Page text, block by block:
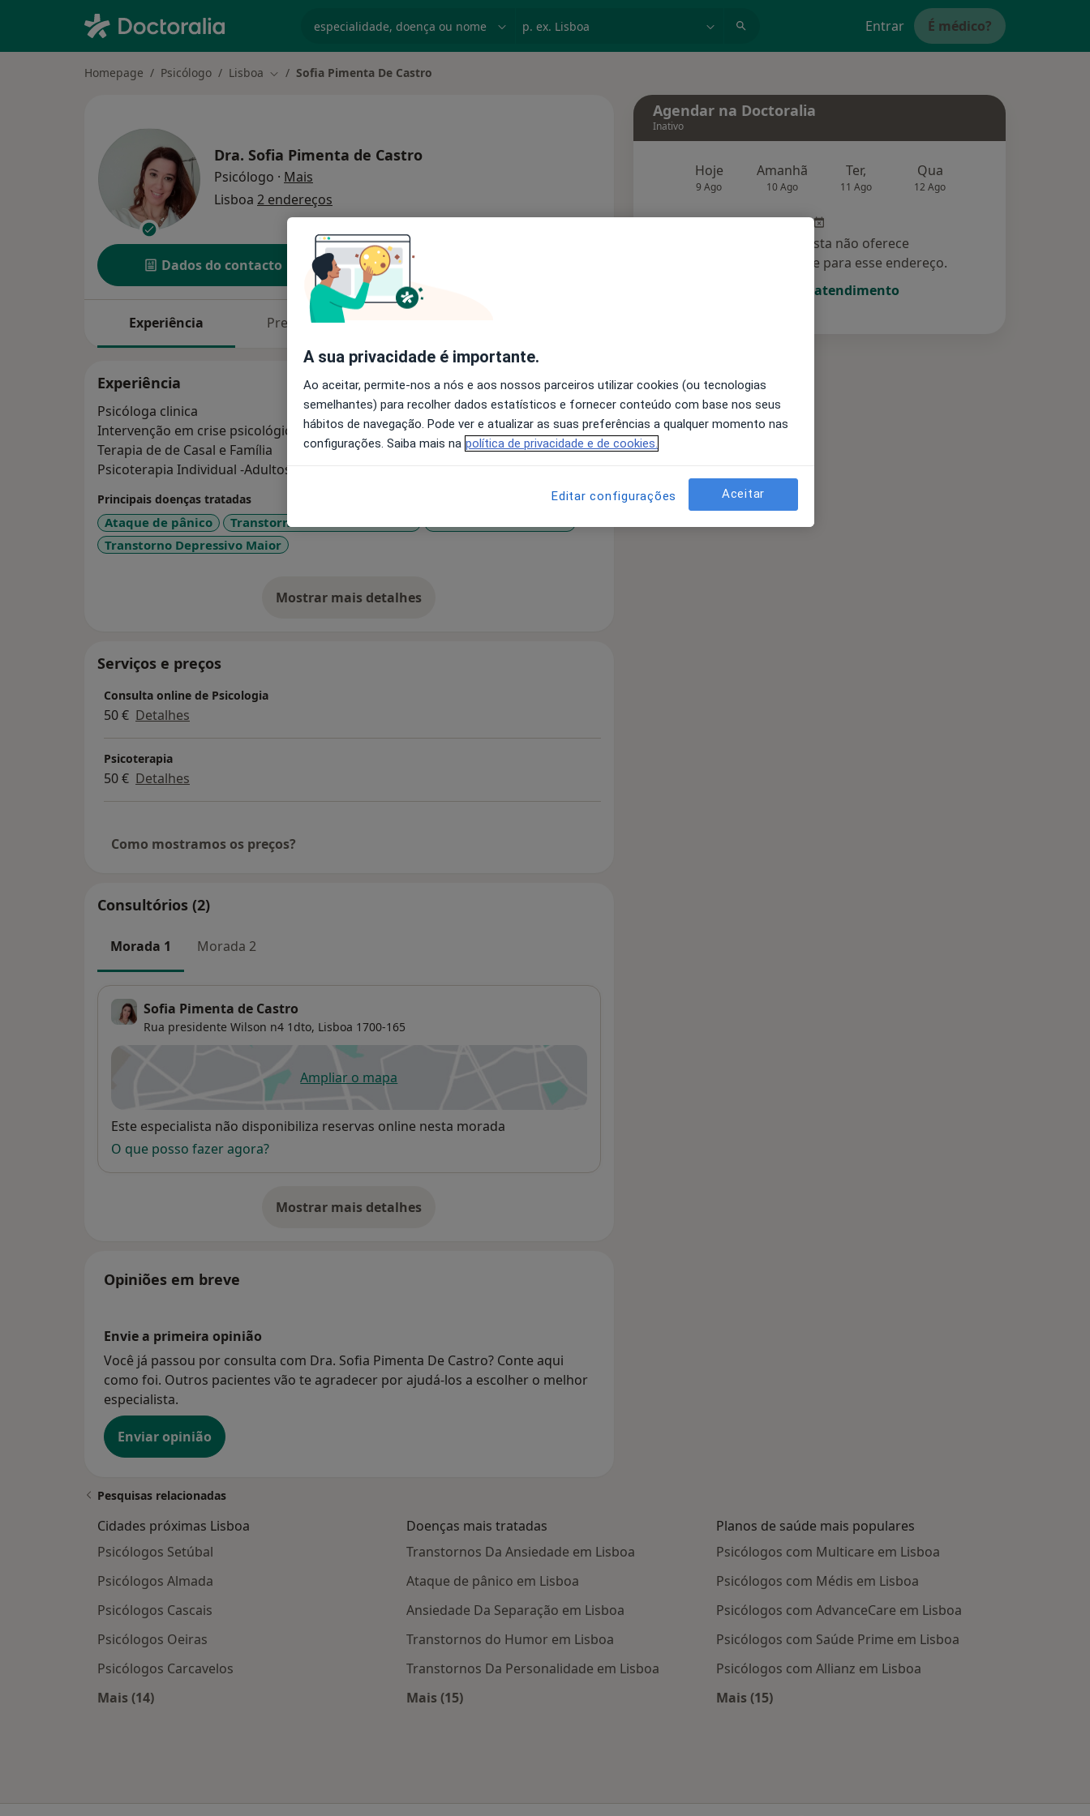
Entrar É médico?
Homepage Psicólogo Lisboa Mudar de cidade
Sofia Pimenta De Castro
Dra. Sofia Pimenta de Castro
Psicólogo · Mais
Lisboa 2 endereços
Dados do contacto Solicite um atendimento
Experiência Preços
Experiência
Psicóloga clinica
Intervenção em crise psicológica
Terapia de de Casal e Família
Psicoterapia Individual -Adultos e Adolescentes
Principais doenças tratadas
Ataque de pânico Transtornos Da Personalidade
Transtorno Depressivo Maior
Mostrar mais detalhes
sobre a experiência
Serviços e preços
Consulta online de Psicologia
50 € Detalhes
Psicoterapia
50 € Detalhes
Como mostramos os preços?
Consultórios (2)
Morada 1 Morada 2
Sofia Pimenta de Castro
Rua presidente Wilson n4 1dto, Lisboa 1700-165
Ampliar o mapaabre num novo separador
Disponibilidade
Este especialista não disponibiliza reservas online nesta morada
O que posso fazer agora?
Mostrar mais detalhes
sobre o endereço
Opiniões em breve
Envie a primeira opinião
Você já passou por consulta com Dra. Sofia Pimenta De Castro? Conte aqui
como foi. Outros pacientes vão te agradecer por ajudá-los a escolher o melhor
especialista.
Enviar opinião
Agendar na Doctoralia
Inativo
Hoje
9 Ago
Amanhã
10 Ago
Ter,
11 Ago
Qua
12 Ago
Esse especialista não oferece
agendamento online para esse endereço.
Solicite um atendimento
Pesquisas relacionadas
Cidades próximas Lisboa
Psicólogos Setúbal
Psicólogos Almada
Psicólogos Cascais
Psicólogos Oeiras
Psicólogos Carcavelos
Mais (14)
Doenças mais tratadas
Transtornos Da Ansiedade em Lisboa
Ataque de pânico em Lisboa
Ansiedade Da Separação em Lisboa
Transtornos do Humor em Lisboa
Transtornos Da Personalidade em Lisboa
Mais (15)
Planos de saúde mais populares
Psicólogos com Multicare em Lisboa
Psicólogos com Médis em Lisboa
Psicólogos com AdvanceCare em Lisboa
Psicólogos com Saúde Prime em Lisboa
Psicólogos com Allianz em Lisboa
Mais (15)
A sua privacidade é importante.
Ao aceitar, permite-nos a nós e aos nossos parceiros utilizar cookies (ou tecnologias
semelhantes) para recolher dados estatísticos e fornecer conteúdo com base nos seus
hábitos de navegação. Pode ver e atualizar as suas preferências a qualquer momento nas
configurações. Saiba mais na política de privacidade e de cookies.
Editar configurações Aceitar